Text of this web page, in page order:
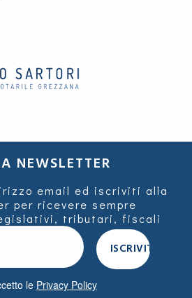
NEWSLETTER
email ed iscriviti alla
per ricevere sempre
tributari, fiscali
le Privacy Policy